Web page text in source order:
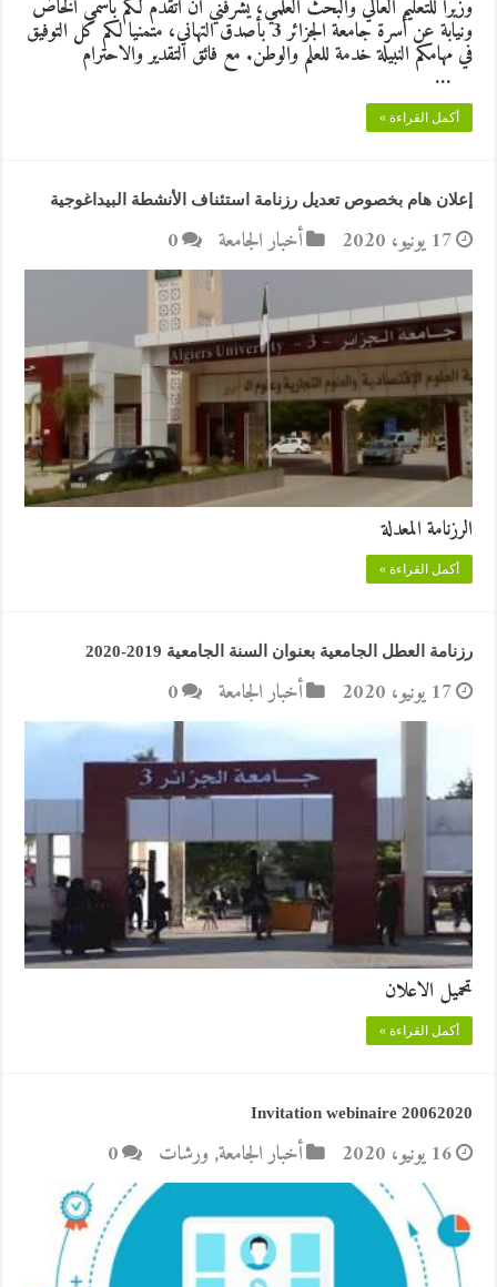
وزيرا للتعليم العالي والبحث العلمي، يشرفني أن أتقدم لكم باسمي الخاص
ونيابة عن أسرة جامعة الجزائر 3 بأصدق التهاني، متمنيا لكم كل التوفيق
في مهامكم النبيلة خدمة للعلم والوطن. مع فائق التقدير والاحترام
…
أكمل القراءة »
‫إعلان‬ هام‬ بخصوص‬ تعديل‬ رزنامة‬ استئناف‬ الأنشطة‬ البيداغوجية‬
17 يونيو، 2020 أخبار الجامعة 0
الرزنامة المعدلة
أكمل القراءة »
رزنامة العطل الجامعية بعنوان السنة الجامعية 2019-2020
17 يونيو، 2020 أخبار الجامعة 0
تحميل الاعلان
أكمل القراءة »
Invitation webinaire 20062020
16 يونيو، 2020 أخبار الجامعة, ورشات 0